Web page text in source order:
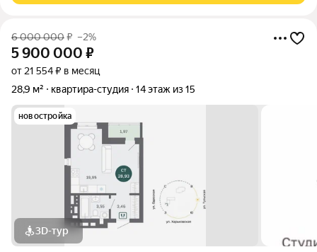
6 000 000₽ –2%
5 900 000 ₽
от 21 554 ₽ в месяц
28,9 м²
квартира-студия 14 этаж из 15
новостройка
3D-тур